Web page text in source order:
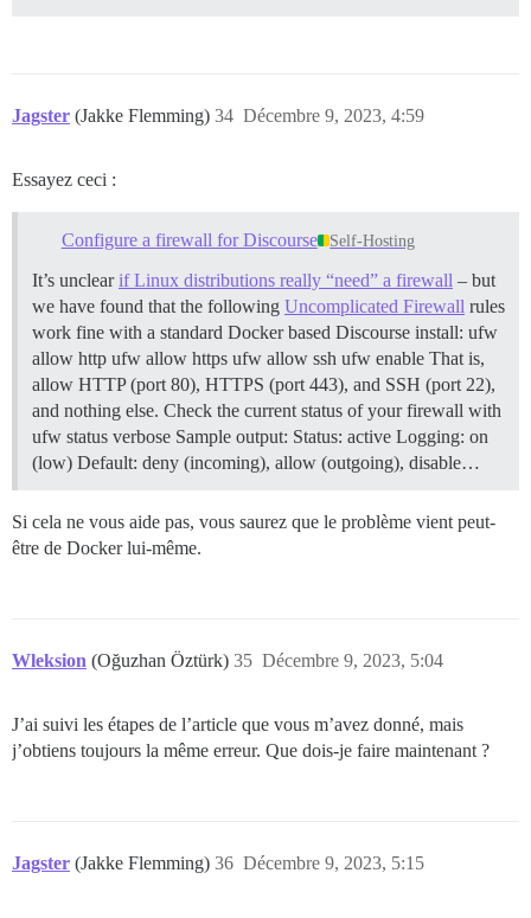
Jagster (Jakke Flemming) Décembre 9, 2023, 4:59
34
Essayez ceci :
Configure a firewall for Discourse Self-Hosting
It’s unclearif Linux distributions really “need” a firewall – but
we have found that the following Uncomplicated Firewall rules
work fine with a standard Docker based Discourse install: ufw
allow http ufw allow https ufw allow ssh ufw enable That is,
allow HTTP (port 80), HTTPS (port 443), and SSH (port 22),
and nothing else. Check the current status of your firewall with
ufw status verbose Sample output: Status: active Logging: on
(low) Default: deny (incoming), allow (outgoing), disable…
Si cela ne vous aide pas, vous saurez que le problème vient peut-
être de Docker lui-même.
Wleksion (Oğuzhan Öztürk) Décembre 9, 2023, 5:04
35
J’ai suivi les étapes de l’article que vous m’avez donné, mais
j’obtiens toujours la même erreur. Que dois-je faire maintenant ?
Jagster (Jakke Flemming) Décembre 9, 2023, 5:15
36